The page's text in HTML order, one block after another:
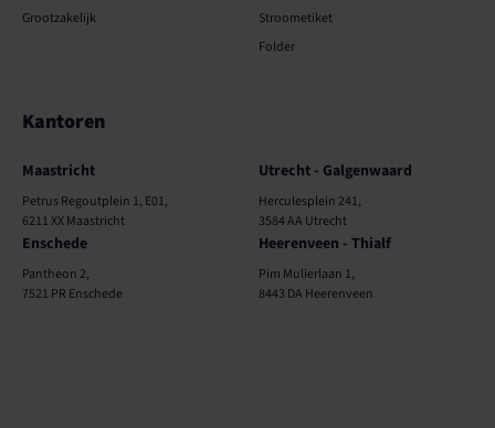
Grootzakelijk
Stroometiket
Folder
Kantoren
Maastricht
Petrus Regoutplein 1, E01,
6211 XX Maastricht
Utrecht - Galgenwaard
Herculesplein 241,
3584 AA Utrecht
Enschede
Pantheon 2,
7521 PR Enschede
Heerenveen - Thialf
Pim Mulierlaan 1,
8443 DA Heerenveen